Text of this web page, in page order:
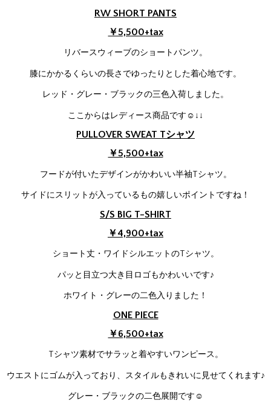
RW SHORT PANTS
￥5,500+tax
リバースウィーブのショートパンツ。
膝にかかるくらいの長さでゆったりとした着心地です。
レッド・グレー・ブラックの三色入荷しました。
ここからはレディース商品です☺↓↓
PULLOVER SWEAT Tシャツ
￥5,500+tax
フードが付いたデザインがかわいい半袖Tシャツ。
サイドにスリットが入っているもの嬉しいポイントですね！
S/S BIG T-SHIRT
￥4,900+tax
ショート丈・ワイドシルエットのTシャツ。
パッと目立つ大き目ロゴもかわいいです♪
ホワイト・グレーの二色入りました！
ONE PIECE
￥6,500+tax
Tシャツ素材でサラッと着やすいワンピース。
ウエストにゴムが入っており、スタイルもきれいに見せてくれます♪
グレー・ブラックの二色展開です☺